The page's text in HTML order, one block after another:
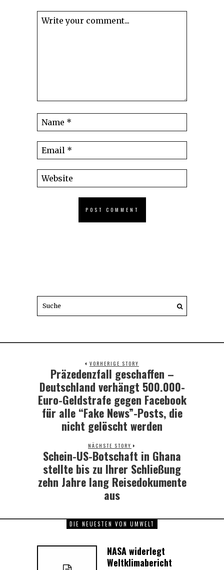
VORHERIGE STORY
Previous
post:
Präzedenzfall geschaffen –
Deutschland verhängt 500.000-
Euro-Geldstrafe gegen Facebook
für alle “Fake News”-Posts, die
nicht gelöscht werden
NÄCHSTE STORY
Next
Schein-US-Botschaft in Ghana
stellte bis zu Ihrer Schließung
zehn Jahre lang Reisedokumente
aus
DIE NEUESTEN VON UMWELT
NASA widerlegt
Weltklimabericht